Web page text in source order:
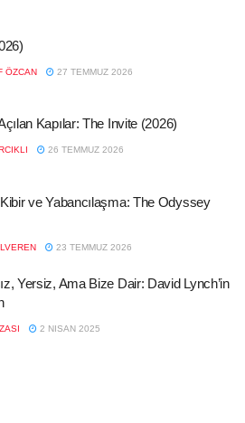
ÖZCAN 27 TEMMUZ 2026
Kapılar: The Invite (2026)
26 TEMMUZ 2026
ve Yabancılaşma: The Odyssey
23 TEMMUZ 2026
Yersiz, Ama Bize Dair: David Lynch’in
2 NISAN 2025